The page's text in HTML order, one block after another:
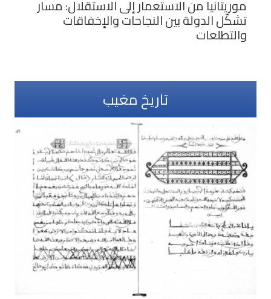
موريتانيا من الاستعمار إلى الاستقلال: مسار
تشكّل الدولة بين النجاحات والإخفاقات
والتطلعات
تاريخ مغيب